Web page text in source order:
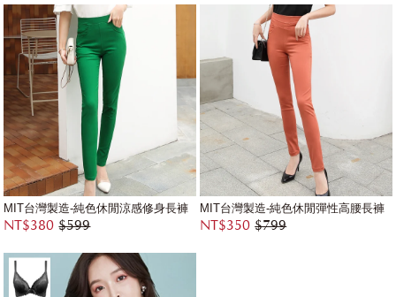
MIT台灣製造-純色休閒涼感修身長褲
NT$380 $599
MIT台灣製造-純色休閒彈性高腰長褲
NT$350 $799